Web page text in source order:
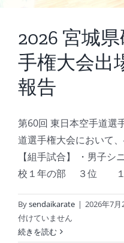
2026 宮城
手権大会出
報告
第60回 東日本空手道選
道選手権大会において
【組手試合】 ・男
校１年の部 ３位 １
Bysendaikarate | 2026年7月
付けていません
続きを読む